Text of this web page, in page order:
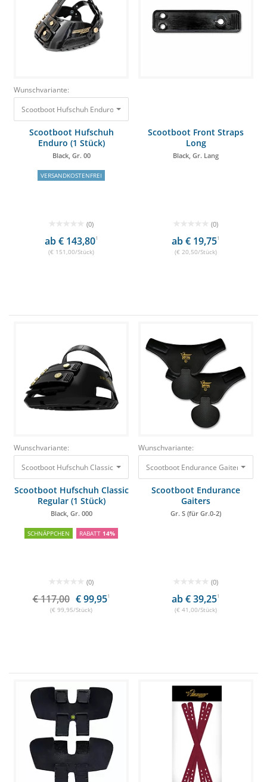
Wunschvariante:
Scootboot Hufschuh
Enduro (1 Stück)
Black, Gr. 00
VERSANDKOSTENFREI
(0)
ab € 143,801
(€ 151,00/Stück)
Scootboot Front Straps
Long
Black, Gr. Lang
(0)
ab € 19,751
(€ 20,50/Stück)
Wunschvariante:
Scootboot Hufschuh Classic Regular (1 Stück) Black, Gr. 000117,00 €
Scootboot Hufschuh Classic
Regular (1 Stück)
Black, Gr. 000
SCHNÄPPCHEN RABATT 14%
(0)
€ 117,00 € 99,951
(€ 99,95/Stück)
Wunschvariante:
Scootboot Endurance Gaiters Gr. S
Scootboot Endurance
Gaiters
Gr. S (für Gr.0-2)
(0)
ab € 39,251
(€ 41,00/Stück)